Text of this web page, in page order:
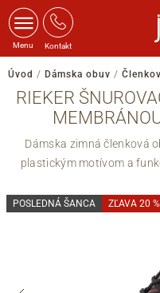
Menu Kontakt
Úvod / Dámska obuv /
RIEKER
Dámska zimná členková
plastickým motívom a
POSLEDNÁ ŠANCA ZĽAVA 20 %